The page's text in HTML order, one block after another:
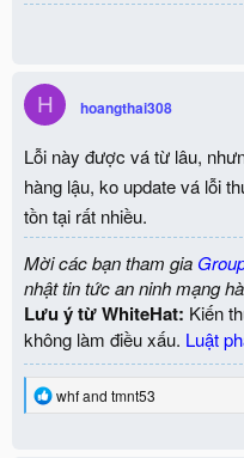
H hoangthai308
Lỗi này được vá từ lâu,
hàng lậu, ko update vá lỗi
tồn tại rất nhiều.
Mời các bạn tham gia
nhật tin tức an ninh mạng
Lưu ý từ WhiteHat: Kiến
không làm điều xấu. Luật
R
whfand tmnt53